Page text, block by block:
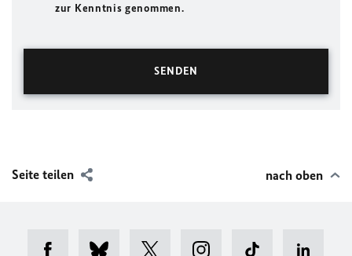
zur Kenntnis genommen.
Seite teilen nach oben